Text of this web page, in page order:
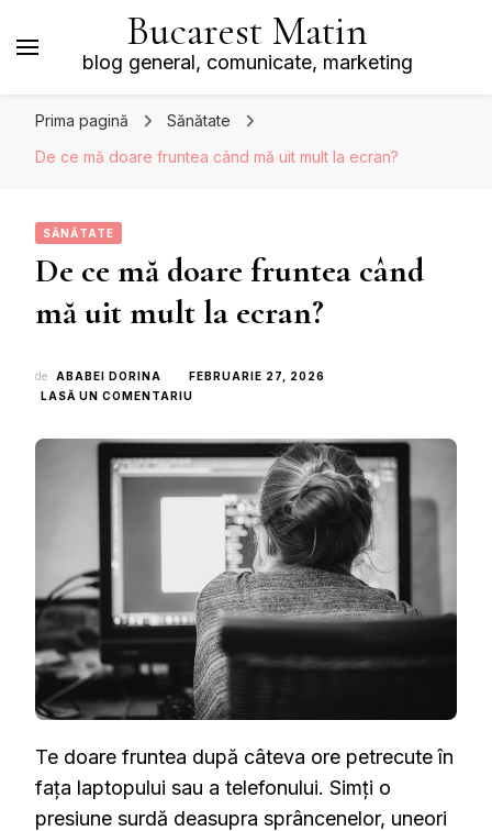
Bucarest Matin
blog general, comunicate, marketing
Prima pagină
Sănătate
De ce mă doare fruntea când mă uit mult la ecran?
SĂNĂTATE
De ce mă doare fruntea când
mă uit mult la ecran?
de ABABEI DORINA
FEBRUARIE 27, 2026
LASĂ UN COMENTARIU
DOARE
FRUNTEA
CÂND
MULT
LA
ECRAN?
Te doare fruntea după câteva ore petrecute în
fața laptopului sau a telefonului. Simți o
presiune surdă deasupra sprâncenelor, uneori